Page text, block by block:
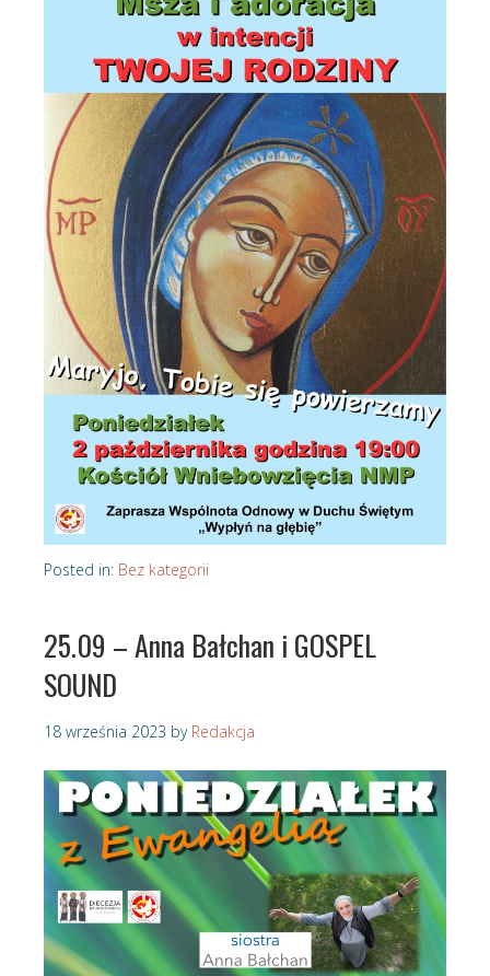
Posted in: Bez kategorii
25.09 – Anna Bałchan i GOSPEL
SOUND
18 września 2023 by Redakcja